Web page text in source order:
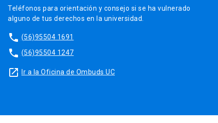
Teléfonos para orientación y consejo si se ha vulnerado
alguno de tus derechos en la universidad.
phone (56)95504 1691
phone (56)95504 1247
launch Ir a la Oficina de Ombuds UC